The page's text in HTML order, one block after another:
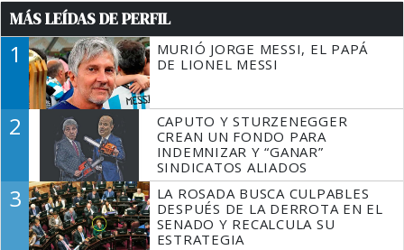
MÁS LEÍDAS DE PERFIL
1
MURIÓ JORGE MESSI, EL PAPÁ
DE LIONEL MESSI
2
CAPUTO Y STURZENEGGER
CREAN UN FONDO PARA
INDEMNIZAR Y “GANAR”
SINDICATOS ALIADOS
3
LA ROSADA BUSCA CULPABLES
DESPUÉS DE LA DERROTA EN EL
SENADO Y RECALCULA SU
ESTRATEGIA